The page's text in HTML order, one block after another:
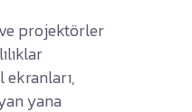
projektörler
ekranları,
yana